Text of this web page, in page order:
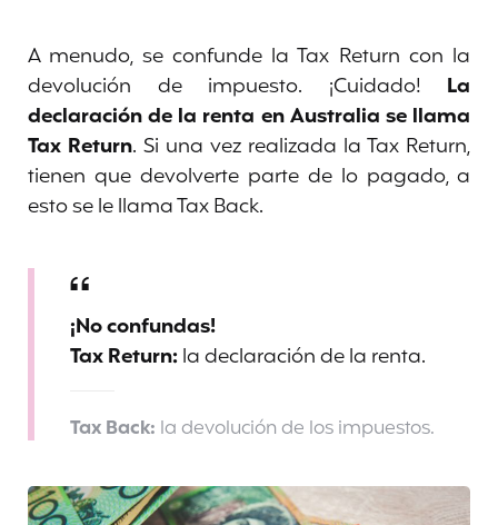
A menudo, se confunde la Tax Return con la
devolución de impuesto. ¡Cuidado! La
declaración de la renta en Australia se llama
Tax Return. Si una vez realizada la Tax Return,
tienen que devolverte parte de lo pagado, a
esto se le llama Tax Back.
¡No confundas!
Tax Return:la declaración de la renta.
Tax Back: la devolución de los impuestos.